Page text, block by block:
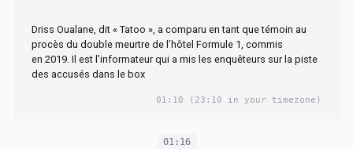
Driss Oualane, dit « Tatoo », a comparu en tant que témoin au
procès du double meurtre de l’hôtel Formule 1, commis
en 2019. Il est l’informateur qui a mis les enquêteurs sur la piste
des accusés dans le box
01:10 (23:10 in your timezone)
01:16